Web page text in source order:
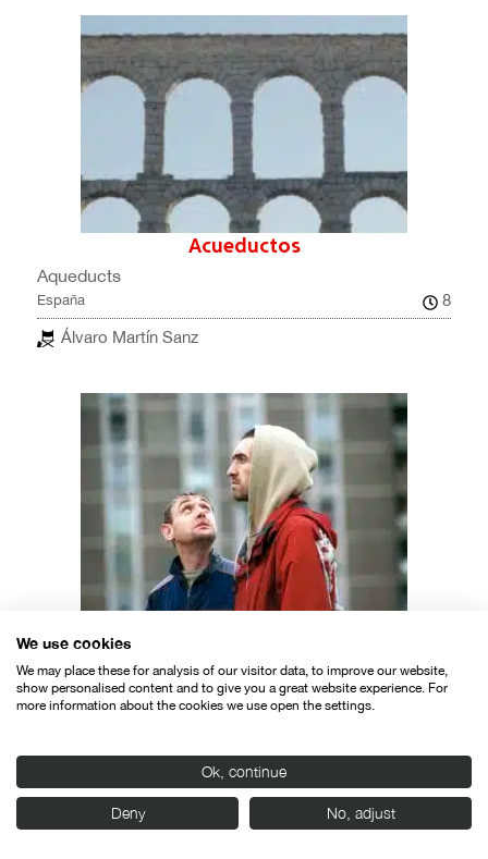
Acueductos
Aqueducts
España
8
Álvaro Martín Sanz
Irlanda
Lenny Abrahamson
We use cookies
We may place these for analysis of our visitor data, to improve our website,
show personalised content and to give you a great website experience. For
more information about the cookies we use open the settings.
Ok, continue
Deny No, adjust